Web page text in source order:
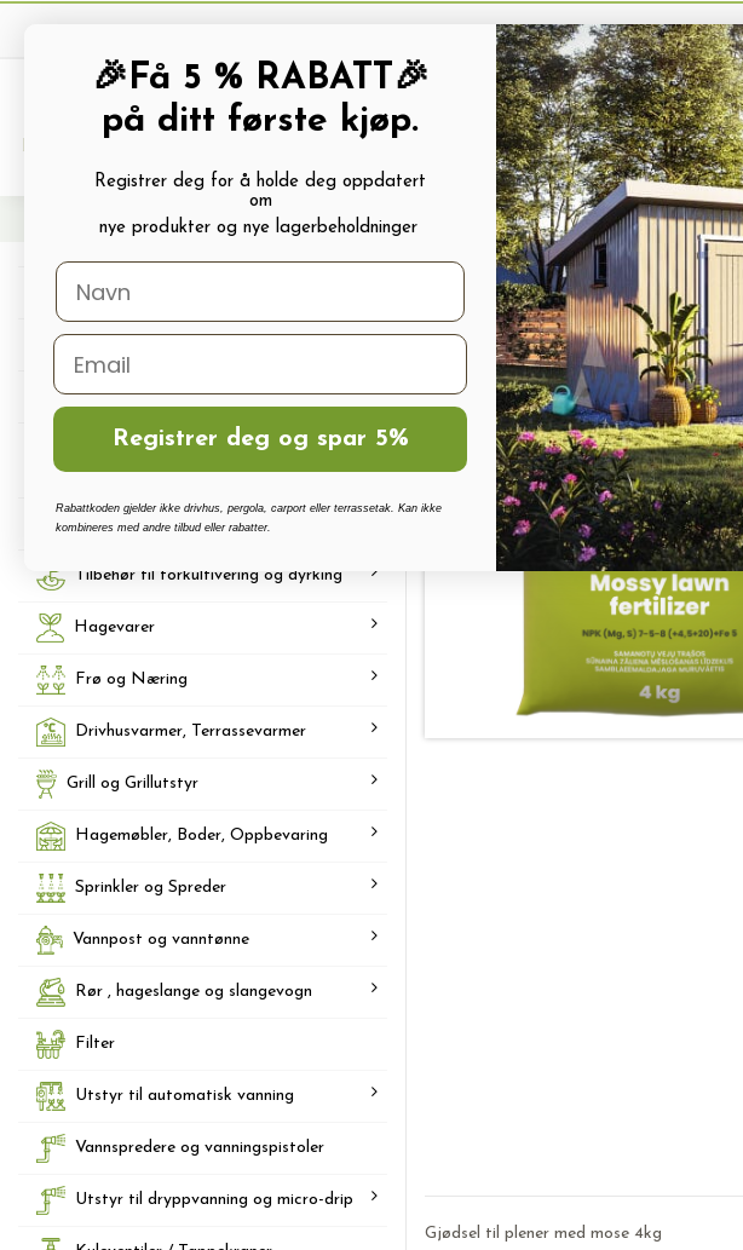
PRODUKTKATALOG ALLE TILBUDSVARER BRUKTE
Næring Og Gjødsel Gjødsel Gjødsel til plener med mose 4kg
Gjødsel til plener med mose 4kg
Drivhus
Polykarbonat, Glass Og Tilbehør
Terrassetak, Pergola, Hagestuer,
Carport
Drivhus vanningssett
Tilbehør til forkultivering og dyrking
Hagevarer
Frø og Næring
Drivhusvarmer, Terrassevarmer
Grill og Grillutstyr
Hagemøbler, Boder, Oppbevaring
Sprinkler og Spreder
Vannpost og vanntønne
Rør , hageslange og slangevogn
Filter
Utstyr til automatisk vanning
Vannspredere og vanningspistoler
Utstyr til dryppvanning og micro-drip
🎉Få 5 % RABATT🎉
på ditt første kjøp.
Registrer deg for å holde deg oppdatert
om
nye produkter og nye lagerbeholdninger
Registrer deg og spar 5%
Rabattkoden gjelder ikke drivhus, pergola, carport eller terrassetak. Kan ikke
kombineres med andre tilbud eller rabatter.